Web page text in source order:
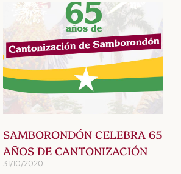
SAMBORONDÓN CELEBRA 65
AÑOS DE CANTONIZACIÓN
31/10/2020